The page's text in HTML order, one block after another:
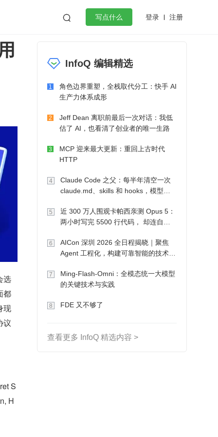
 写点什么 登录 注册
作
微服务架构 flutter
选
都
现
议
S
H
InfoQ 编辑精选
1
角色边界重塑，全栈取代分工：快手 AI
生产力体系成形
2
Jeff Dean 离职前最后一次对话：我低
估了 AI，也看清了创业者的唯一生路
3
MCP 迎来最大更新：重回上古时代
HTTP
4
Claude Code 之父：每半年清空一次
claude.md、skills 和 hooks，模型自
5
近 300 万人围观卡帕西亲测 Opus 5：
两小时写完 5500 行代码， 却连自己
6
AICon 深圳 2026 全日程揭晓｜聚焦
Agent 工程化，构建可靠智能的技术路
7
Ming-Flash-Omni：全模态统一大模型
的关键技术与实践
8 FDE 又不够了
查看更多 InfoQ 精选内容 >